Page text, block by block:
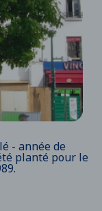
- année de
planté pour le